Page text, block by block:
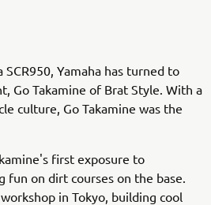
Yamaha has turned to
Go Takamine of Brat Style. With a
culture, Go Takamine was the
first exposure to
fun on dirt courses on the base.
in Tokyo, building cool